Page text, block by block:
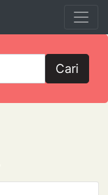
Cari